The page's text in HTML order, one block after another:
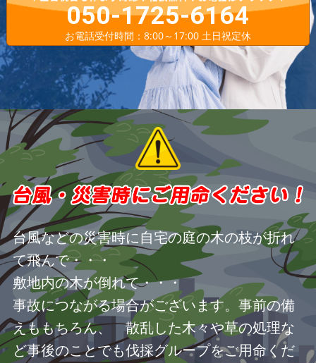
050-1725-6164
お電話受付時間：8:00～17:00 土日祝定休
台風などの災害時に自宅の庭の木の枝が折れ
て飛んで・・・
敷地内の木が倒れて・・・
事故につながる場合がございます。事前の備
えももちろん、 散乱した木々や草の処理な
ど事後のことでも伐採グループをご用命くだ